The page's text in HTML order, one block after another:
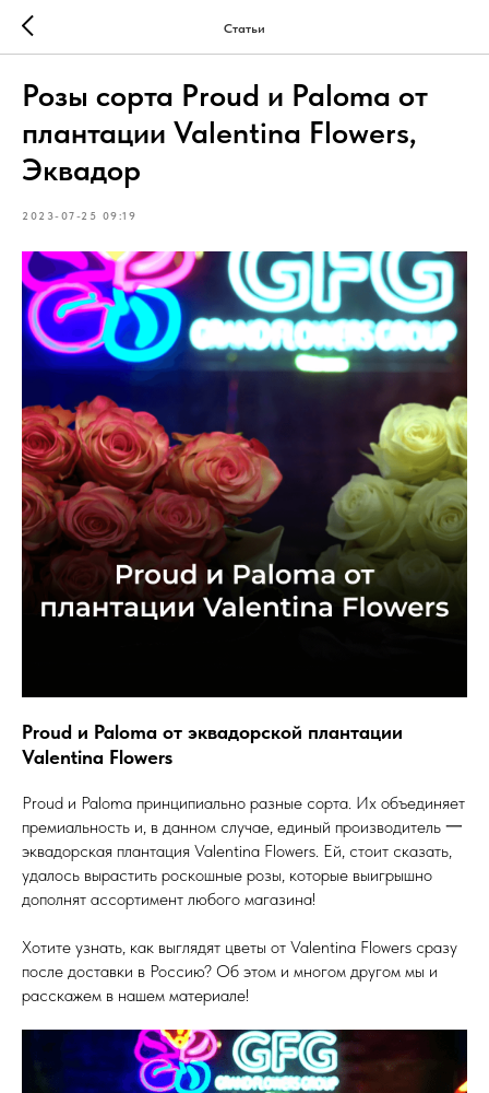
Статьи
Розы сорта Proud и Paloma от
плантации Valentina Flowers,
Эквадор
2023-07-25 09:19
Proud и Paloma от эквадорской плантации
Valentina Flowers
Proud и Paloma принципиально разные сорта. Их объединяет
премиальность и, в данном случае, единый производитель 一
эквадорская плантация Valentina Flowers. Ей, стоит сказать,
удалось вырастить роскошные розы, которые выигрышно
дополнят ассортимент любого магазина!
Хотите узнать, как выглядят цветы от Valentina Flowers сразу
после доставки в Россию? Об этом и многом другом мы и
расскажем в нашем материале!